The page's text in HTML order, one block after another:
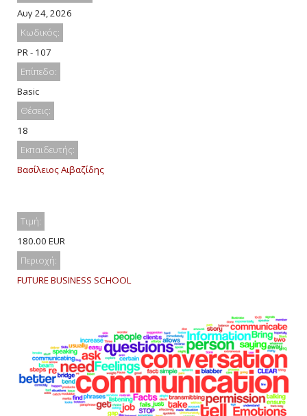
Αυγ 24, 2026
Κωδικός:
PR - 107
Επίπεδο:
Basic
Θέσεις:
18
Εκπαιδευτής:
Βασίλειος Αιβαζίδης
Τιμή:
180.00 EUR
Περιοχή:
FUTURE BUSINESS SCHOOL